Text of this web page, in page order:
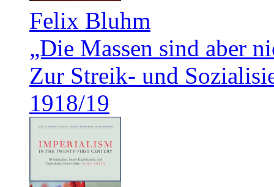
Felix Bluhm
„Die Massen sind aber
Zur Streik- und
1918/19